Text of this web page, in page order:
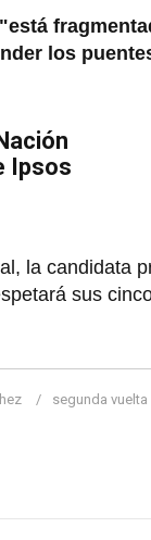
los
Ipsos
la candidata
sus
segunda vuelta